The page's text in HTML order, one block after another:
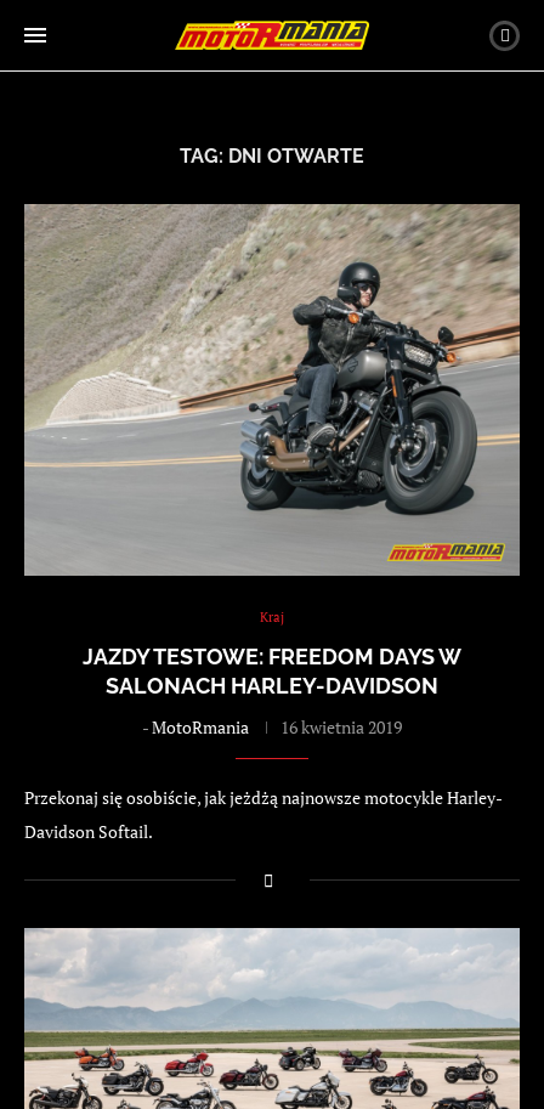
TAG: DNI OTWARTE
Kraj
JAZDY TESTOWE: FREEDOM DAYS W
SALONACH HARLEY-DAVIDSON
-MotoRmania 16 kwietnia 2019
Przekonaj się osobiście, jak jeżdżą najnowsze motocykle Harley-
Davidson Softail.